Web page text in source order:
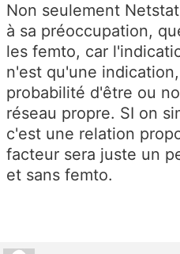
Non seulement
à sa préoccupation,
les femto, car
n'est qu'une
probabilité d'être ou
réseau propre. SI on
c'est une relation
facteur sera juste un
et sans femto.